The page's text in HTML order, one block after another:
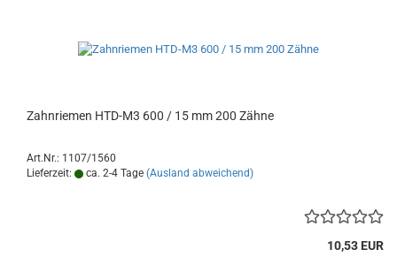
Zahnriemen HTD-M3 600 / 15 mm 200 Zähne
Art.Nr.: 1107/1560
Lieferzeit:
ca. 2-4 Tage (Ausland abweichend)
10,53 EUR